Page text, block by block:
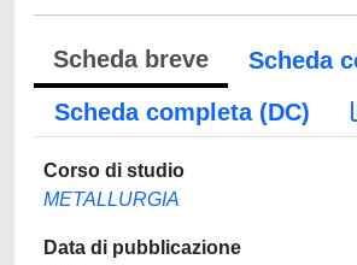
Scheda breve
Scheda
Scheda completa (DC)
Corso di studio
METALLURGIA
Data di pubblicazione